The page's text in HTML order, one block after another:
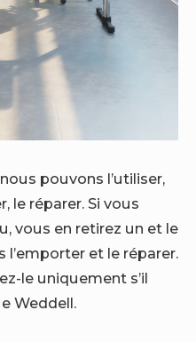
pouvons l’utiliser,
le réparer. Si vous
vous en retirez un et le
et le réparer.
le uniquement s’il
Weddell.